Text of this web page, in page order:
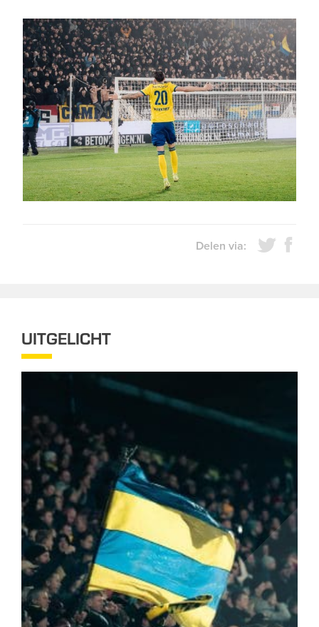
Delen via:
UITGELICHT